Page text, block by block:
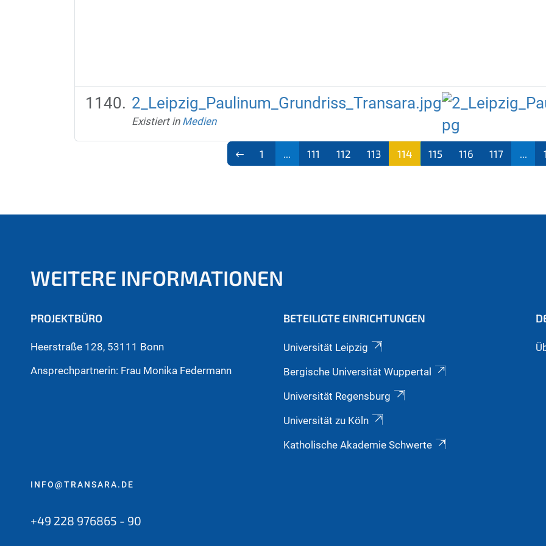
2_Leipzig_Paulinum_Grundriss_Transara.jpg
Existiert in Medien
1 111 112 113
114
115 116 117
WEITERE INFORMATIONEN
PROJEKTBÜRO
Heerstraße 128, 53111 Bonn
Ansprechpartnerin: Frau Monika Federmann
BETEILIGTE EINRICHTUNGEN
Universität Leipzig
Bergische Universität Wuppertal
Universität Regensburg
Universität zu Köln
Katholische Akademie Schwerte
INFO@TRANSARA.DE
+49 228 976865 - 90